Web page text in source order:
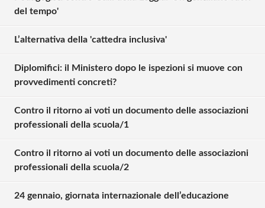
del tempo'
L’alternativa della 'cattedra inclusiva'
Diplomifici: il Ministero dopo le ispezioni si muove con
provvedimenti concreti?
Contro il ritorno ai voti un documento delle associazioni
professionali della scuola/1
Contro il ritorno ai voti un documento delle associazioni
professionali della scuola/2
24 gennaio, giornata internazionale dell’educazione
Solo gli utenti registrati possono
commentare!
Effettua il Login o Registrati